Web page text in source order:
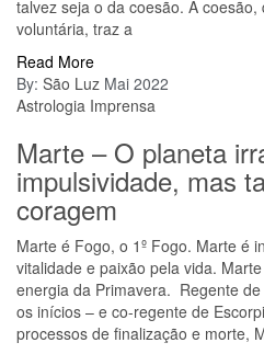
talvez seja o da coesão. A
voluntária, traz a
Read More
By: São Luz Mai 2022
Astrologia Imprensa
Marte – O planeta
impulsividade, mas
coragem
Marte é Fogo, o 1º Fogo. Marte é
vitalidade e paixão pela vida.
energia da Primavera. Regente
os inícios – e co-regente de
processos de finalização e morte,